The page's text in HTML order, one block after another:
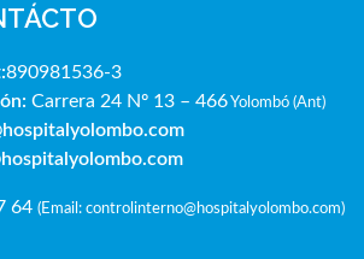
890981536-3
Carrera 24 Nº 13 – 466Yolombó (Ant)
64 (Email: controlinterno@hospitalyolombo.com)